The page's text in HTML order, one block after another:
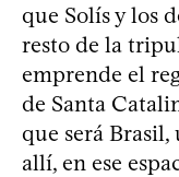
que Solís y los
resto de la
emprende el
de Santa
que será Brasil,
allí, en ese